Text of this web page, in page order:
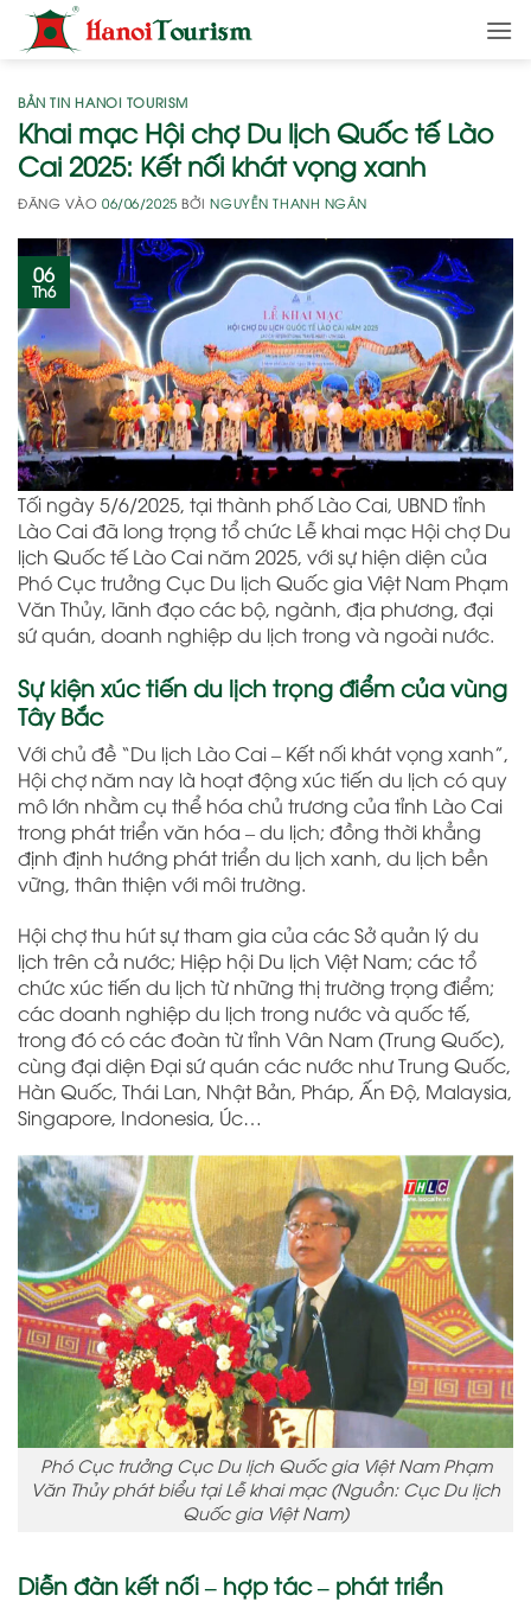
qua
dungBẢN TIN HANOI TOURISM
Khai mạc Hội chợ Du lịch Quốc tế Lào
Cai 2025: Kết nối khát vọng xanh
ĐĂNG VÀO06/06/2025 BỞINGUYỄN THANH NGÂN
06
Th6
Tối ngày 5/6/2025, tại thành phố Lào Cai, UBND tỉnh
Lào Cai đã long trọng tổ chức Lễ khai mạc Hội chợ Du
lịch Quốc tế Lào Cai năm 2025, với sự hiện diện của
Phó Cục trưởng Cục Du lịch Quốc gia Việt Nam Phạm
Văn Thủy, lãnh đạo các bộ, ngành, địa phương, đại
sứ quán, doanh nghiệp du lịch trong và ngoài nước.
Sự kiện xúc tiến du lịch trọng điểm của vùng
Tây Bắc
Với chủ đề “Du lịch Lào Cai – Kết nối khát vọng xanh”,
Hội chợ năm nay là hoạt động xúc tiến du lịch có quy
mô lớn nhằm cụ thể hóa chủ trương của tỉnh Lào Cai
trong phát triển văn hóa – du lịch; đồng thời khẳng
định định hướng phát triển du lịch xanh, du lịch bền
vững, thân thiện với môi trường.
Hội chợ thu hút sự tham gia của các Sở quản lý du
lịch trên cả nước; Hiệp hội Du lịch Việt Nam; các tổ
chức xúc tiến du lịch từ những thị trường trọng điểm;
các doanh nghiệp du lịch trong nước và quốc tế,
trong đó có các đoàn từ tỉnh Vân Nam (Trung Quốc),
cùng đại diện Đại sứ quán các nước như Trung Quốc,
Hàn Quốc, Thái Lan, Nhật Bản, Pháp, Ấn Độ, Malaysia,
Singapore, Indonesia, Úc…
Phó Cục trưởng Cục Du lịch Quốc gia Việt Nam Phạm
Văn Thủy phát biểu tại Lễ khai mạc (Nguồn: Cục Du lịch
Quốc gia Việt Nam)
Diễn đàn kết nối – hợp tác – phát triển